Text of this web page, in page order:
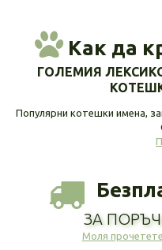
Как да
ГОЛЕМИЯ
Популярни котешки имена,
ЗА
Моля